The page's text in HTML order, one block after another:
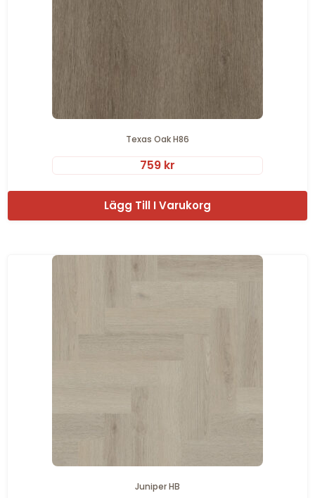
Texas Oak H86
759 kr
Lägg Till I Varukorg
Juniper HB